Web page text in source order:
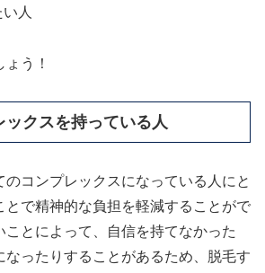
人
う！
ックスを持っている人
のコンプレックスになっている人にと
とで精神的な負担を軽減することがで
ことによって、自信を持てなかった
なったりすることがあるため、脱毛す